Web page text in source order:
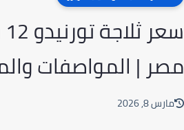
| المواصفات
8, 2026